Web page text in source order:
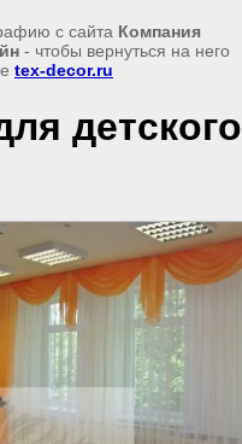
с сайта Компания
- чтобы вернуться на него
tex-decor.ru
детского